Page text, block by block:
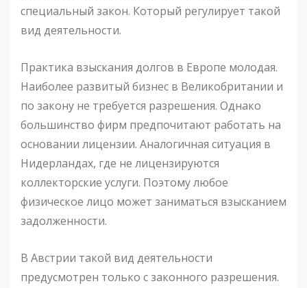
специальный закон. Который регулирует такой
вид деятельности.
Практика взыскания долгов в Европе молодая.
Наиболее развитый бизнес в Великобритании и
по закону не требуется разрешения. Однако
большинство фирм предпочитают работать на
основании лицензии. Аналогичная ситуация в
Нидерландах, где не лицензируются
коллекторские услуги. Поэтому любое
физическое лицо может заниматься взысканием
задолженности.
В Австрии такой вид деятельности
предусмотрен только с законного разрешения.